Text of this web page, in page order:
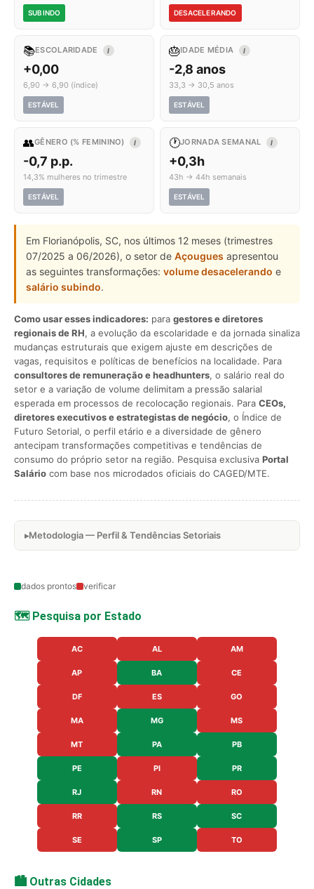
SUBINDO DESACELERANDO
📚ESCOLARIDADE I
+0,00
6,90 → 6,90 (índice)
ESTÁVEL
🎂IDADE MÉDIA I
-2,8 anos
33,3 → 30,5 anos
ESTÁVEL
👥GÊNERO (% FEMININO) I
-0,7 p.p.
14,3% mulheres no trimestre
ESTÁVEL
🕐JORNADA SEMANAL I
+0,3h
43h → 44h semanais
ESTÁVEL
Em Florianópolis, SC, nos últimos 12 meses (trimestres
07/2025 a 06/2026), o setor de Açougues apresentou
as seguintes transformações: volume desacelerando e
salário subindo.
Como usar esses indicadores: para gestores e diretores
regionais de RH, a evolução da escolaridade e da jornada sinaliza
mudanças estruturais que exigem ajuste em descrições de
vagas, requisitos e políticas de benefícios na localidade. Para
consultores de remuneração e headhunters, o salário real do
setor e a variação de volume delimitam a pressão salarial
esperada em processos de recolocação regionais. Para CEOs,
diretores executivos e estrategistas de negócio, o Índice de
Futuro Setorial, o perfil etário e a diversidade de gênero
antecipam transformações competitivas e tendências de
consumo do próprio setor na região. Pesquisa exclusiva Portal
Salário com base nos microdados oficiais do CAGED/MTE.
Metodologia — Perfil & Tendências Setoriais
dados prontos verificar
🗺️ Pesquisa por Estado
AC AL AM
AP BA CE
DF ES GO
MA MG MS
MT PA PB
PE PI PR
RJ RN RO
RR RS SC
SE SP TO
🏙️ Outras Cidades